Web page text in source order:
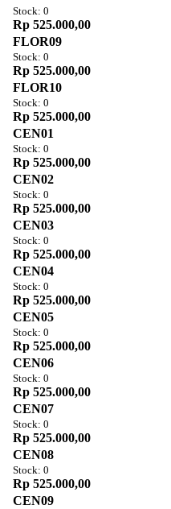
Stock: 0
Rp 525.000,00
FLOR09
Stock: 0
Rp 525.000,00
FLOR10
Stock: 0
Rp 525.000,00
CEN01
Stock: 0
Rp 525.000,00
CEN02
Stock: 0
Rp 525.000,00
CEN03
Stock: 0
Rp 525.000,00
CEN04
Stock: 0
Rp 525.000,00
CEN05
Stock: 0
Rp 525.000,00
CEN06
Stock: 0
Rp 525.000,00
CEN07
Stock: 0
Rp 525.000,00
CEN08
Stock: 0
Rp 525.000,00
CEN09